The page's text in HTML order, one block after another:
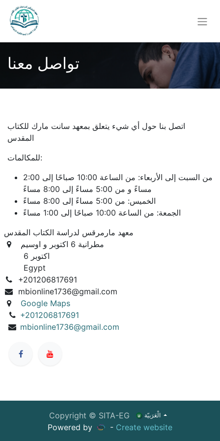
تواصل معنا
اتصل بنا حول أي شيء يتعلق بمعهد سانت مارك للكتاب
المقدس
للمكالمات:
من السبت إلى الأربعاء: من الساعة 10:00 صباحًا إلى 2:00
مساءً و من 5:00 مساءً إلى 8:00 مساءً
الخميس: من 5:00 مساءً إلى 8:00 مساءً
الجمعة: من الساعة 10:00 صباحًا إلى 1:00 مساءً
معهد مارمرقس لدراسة الكتاب المقدس
مطرانية 6 اكتوبر و اوسيم
6 اكتوبر
Egypt
+201206817691
mbionline1736@gmail.com
Google Maps
+201206817691
mbionline1736@gmail.com
Copyright © SITA-EG الْعَرَبيّة
Powered by - Create website